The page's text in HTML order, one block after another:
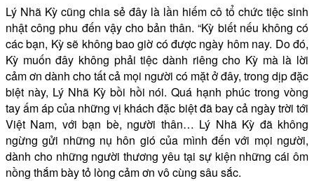
Lý Nhã Kỳ cũng chia sẻ đây là lần hiếm cô tổ chức tiệc sinh
nhật công phu đến vậy cho bản thân. “Kỳ biết nếu không có
các bạn, Kỳ sẽ không bao giờ có được ngày hôm nay. Do đó,
Kỳ muốn đây không phải tiệc dành riêng cho Kỳ mà là lời
cảm ơn dành cho tất cả mọi người có mặt ở đây, trong dịp đặc
biệt này, Lý Nhã Kỳ bồi hồi nói. Quá hạnh phúc trong vòng
tay ấm áp của những vị khách đặc biệt đã bay cả ngày trời tới
Việt Nam, với bạn bè, người thân… Lý Nhã Kỳ đã không
ngừng gửi những nụ hôn gió của mình đến với mọi người,
dành cho những người thương yêu tại sự kiện những cái ôm
nồng thắm bày tỏ lòng cảm ơn vô cùng sâu sắc.